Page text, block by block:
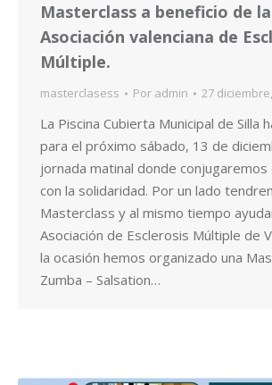
Masterclass a beneficio de la
Asociación valenciana de
Múltiple.
masterclasess Por admin 27
La Piscina Cubierta Municipal de Silla
para el próximo sábado, 13 de
jornada matinal donde
con la solidaridad. Por un lado
Masterclass y al mismo tiempo
Asociación de Esclerosis Múltiple de
la ocasión hemos organizado una
Zumba – Salsation…